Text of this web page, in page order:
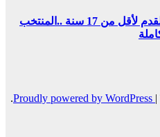
بطولة اتحاد شمال إفريقيا لكرة القدم لأقل من 17 سنة ..المنتخب
Proudly powered by WordPress |
.